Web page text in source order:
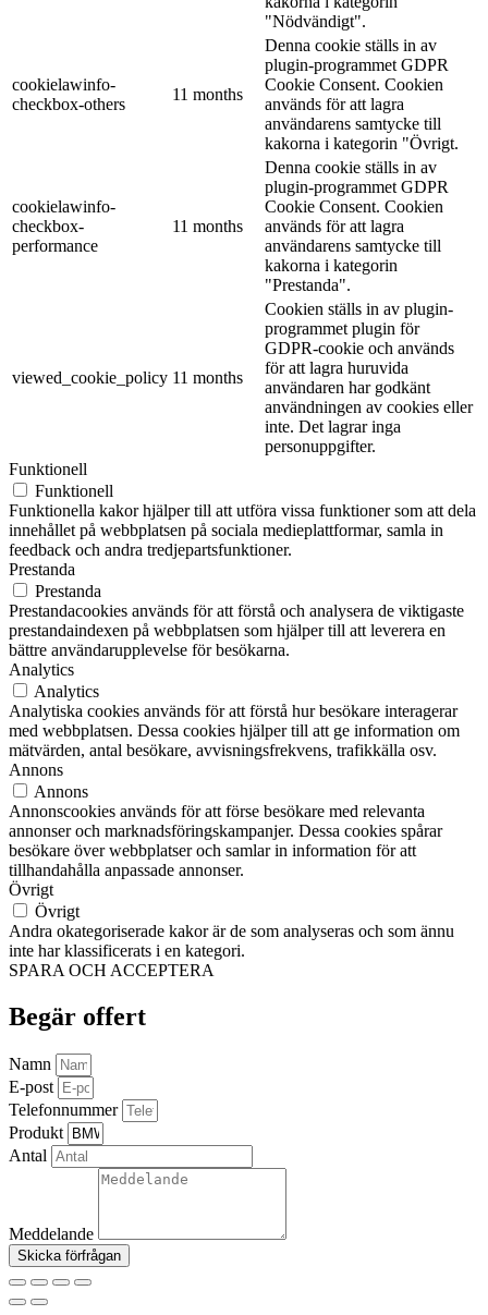
"Nödvändigt".
cookielawinfo-
checkbox-others
11 months
Denna cookie ställs in av
plugin-programmet GDPR
Cookie Consent. Cookien
används för att lagra
användarens samtycke till
kakorna i kategorin "Övrigt.
cookielawinfo-
checkbox-
performance
11 months
Denna cookie ställs in av
plugin-programmet GDPR
Cookie Consent. Cookien
används för att lagra
användarens samtycke till
kakorna i kategorin
"Prestanda".
viewed_cookie_policy 11 months
Cookien ställs in av plugin-
programmet plugin för
GDPR-cookie och används
för att lagra huruvida
användaren har godkänt
användningen av cookies eller
inte. Det lagrar inga
personuppgifter.
Funktionell
Funktionell
Funktionella kakor hjälper till att utföra vissa funktioner som att dela
innehållet på webbplatsen på sociala medieplattformar, samla in
feedback och andra tredjepartsfunktioner.
Prestanda
Prestanda
Prestandacookies används för att förstå och analysera de viktigaste
prestandaindexen på webbplatsen som hjälper till att leverera en
bättre användarupplevelse för besökarna.
Analytics
Analytics
Analytiska cookies används för att förstå hur besökare interagerar
med webbplatsen. Dessa cookies hjälper till att ge information om
mätvärden, antal besökare, avvisningsfrekvens, trafikkälla osv.
Annons
Annons
Annonscookies används för att förse besökare med relevanta
annonser och marknadsföringskampanjer. Dessa cookies spårar
besökare över webbplatser och samlar in information för att
tillhandahålla anpassade annonser.
Övrigt
Övrigt
Andra okategoriserade kakor är de som analyseras och som ännu
inte har klassificerats i en kategori.
SPARA OCH ACCEPTERA
Begär offert
Namn
E-post
Telefonnummer
Produkt
Antal
Meddelande
Skicka förfrågan